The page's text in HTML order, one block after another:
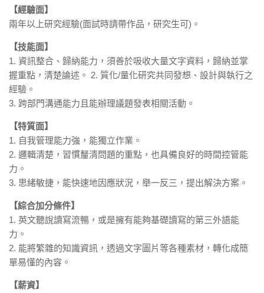
【經驗面】
兩年以上研究經驗(面試時請帶作品，研究生可)。
【技能面】
1. 資訊整合、歸納能力，須善於吸收大量文字資料，歸納並掌
握重點，清楚論述。 2. 質化/量化研究共同發想、設計與執行之
經驗。
3. 跨部門溝通能力且能辦理議題發表相關活動。
【特質面】
1. 自我管理能力強，能獨立作業。
2. 邏輯清楚，習慣釐清問題的重點，也具備良好的時間控管能
力。
3. 思緒敏捷，能快速地因應狀況，舉一反三，提出解決方案。
【綜合加分條件】
1. 英文聽說讀寫流暢，或是擁有能夠基礎讀寫的第三外語能
力。
2. 能將繁雜的知識資訊，透過文字圖片等各種素材，轉化成簡
單易懂的內容。
【薪資】